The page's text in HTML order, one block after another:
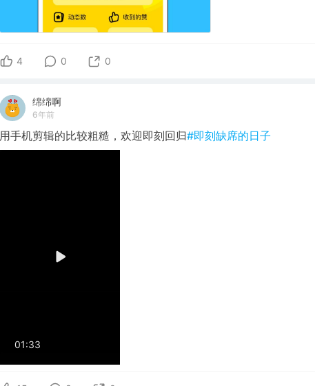
4 0 0
绵绵啊
6年前
用手机剪辑的比较粗糙，欢迎即刻回归#即刻缺席的日子
01:33